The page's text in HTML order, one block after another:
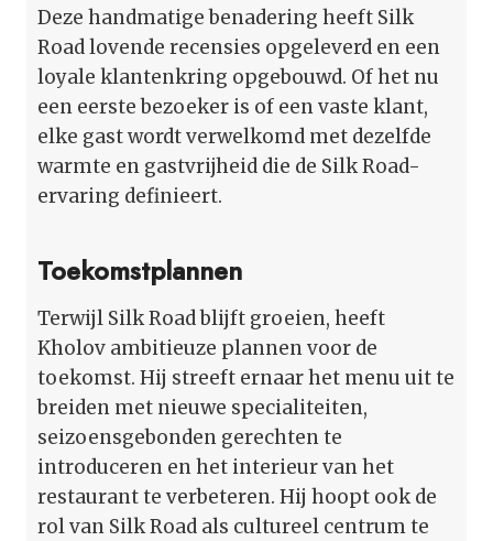
Deze handmatige benadering heeft Silk
Road lovende recensies opgeleverd en een
loyale klantenkring opgebouwd. Of het nu
een eerste bezoeker is of een vaste klant,
elke gast wordt verwelkomd met dezelfde
warmte en gastvrijheid die de Silk Road-
ervaring definieert.
Toekomstplannen
Terwijl Silk Road blijft groeien, heeft
Kholov ambitieuze plannen voor de
toekomst. Hij streeft ernaar het menu uit te
breiden met nieuwe specialiteiten,
seizoensgebonden gerechten te
introduceren en het interieur van het
restaurant te verbeteren. Hij hoopt ook de
rol van Silk Road als cultureel centrum te